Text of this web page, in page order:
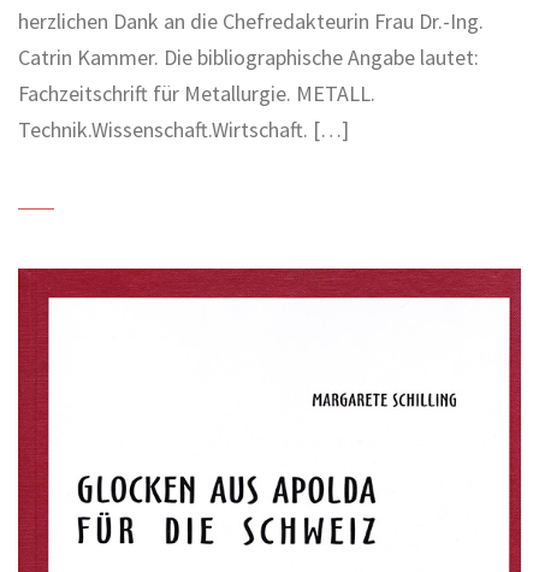
herzlichen Dank an die Chefredakteurin Frau Dr.-Ing.
Catrin Kammer. Die bibliographische Angabe lautet:
Fachzeitschrift für Metallurgie. METALL.
Technik.Wissenschaft.Wirtschaft. […]